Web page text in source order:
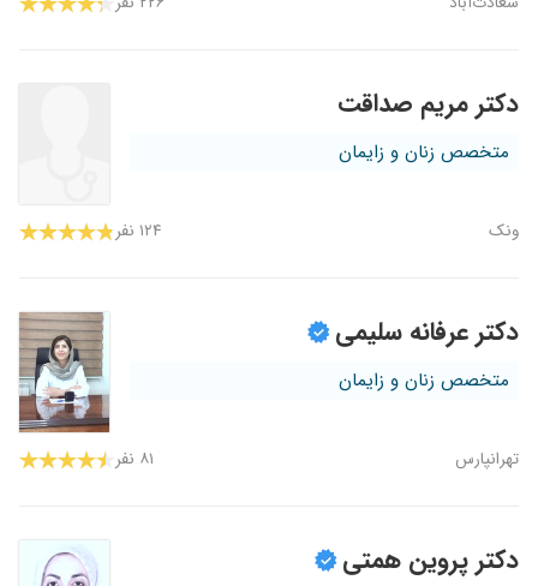
دکتر مریم صداقت
متخصص زنان و زایمان
ونک ۱۲۴ نفر
دکتر عرفانه سلیمی
متخصص زنان و زایمان
تهرانپارس ۸۱ نفر
دکتر پروین همتی